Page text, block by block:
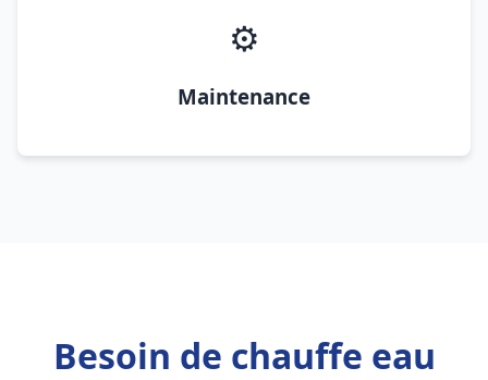
⚙️
Maintenance
Besoin de chauffe eau